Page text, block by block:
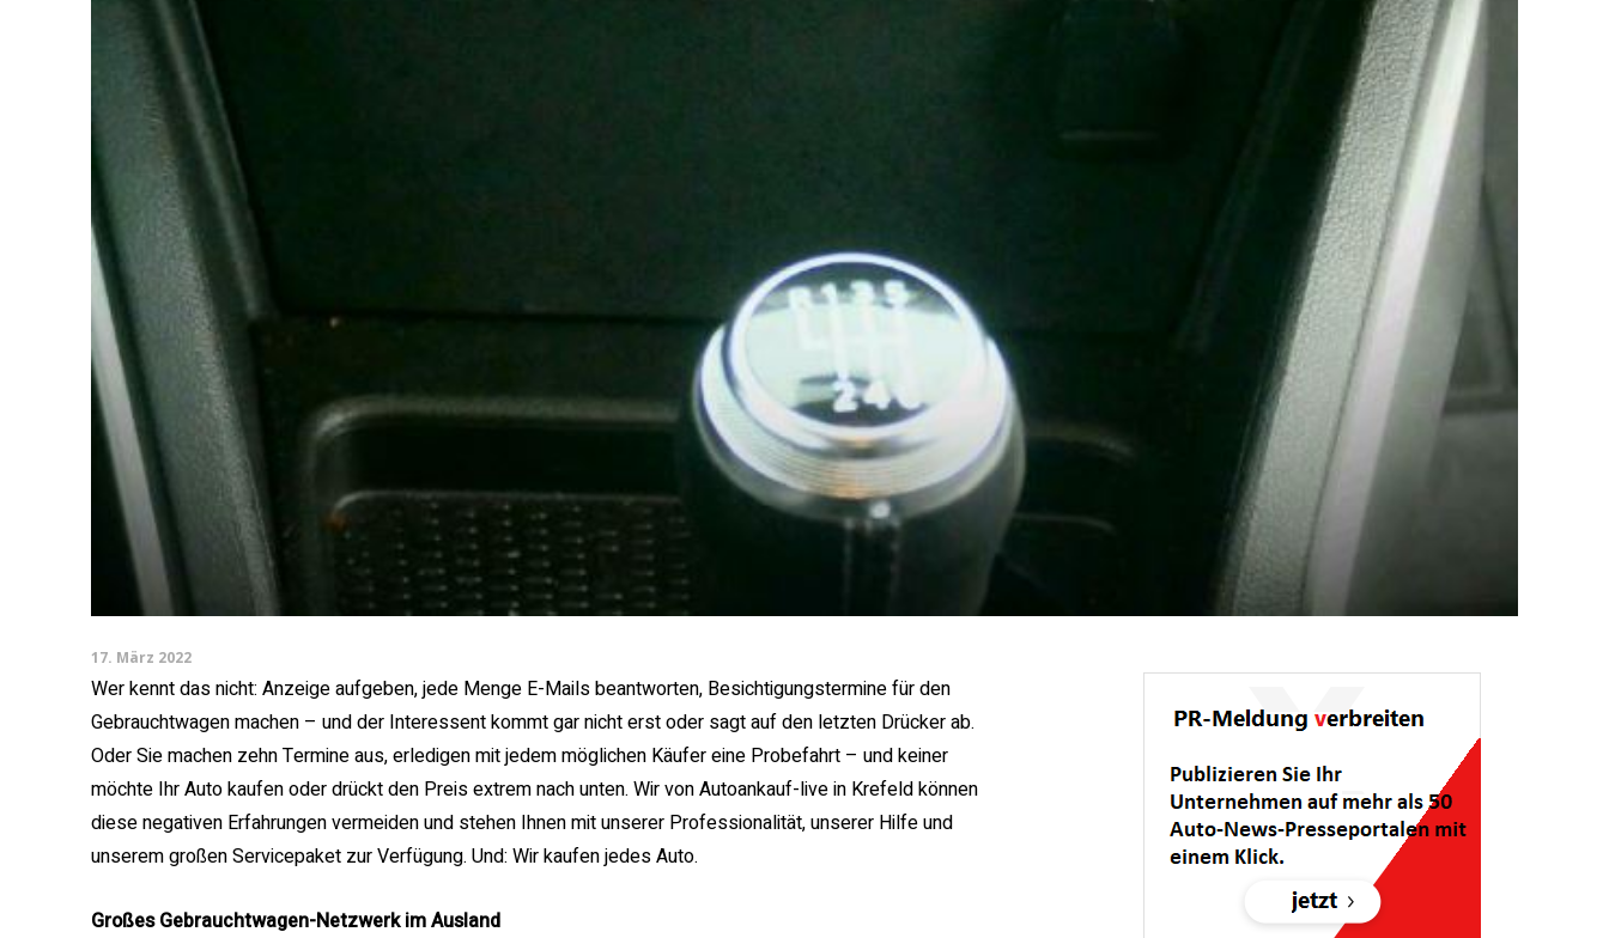
17. März 2022
Wer kennt das nicht: Anzeige aufgeben, jede Menge E-Mails beantworten, Besichtigungstermine für den
Gebrauchtwagen machen – und der Interessent kommt gar nicht erst oder sagt auf den letzten Drücker ab.
Oder Sie machen zehn Termine aus, erledigen mit jedem möglichen Käufer eine Probefahrt – und keiner
möchte Ihr Auto kaufen oder drückt den Preis extrem nach unten. Wir von Autoankauf-live in Krefeld können
diese negativen Erfahrungen vermeiden und stehen Ihnen mit unserer Professionalität, unserer Hilfe und
unserem großen Servicepaket zur Verfügung. Und: Wir kaufen jedes Auto.
Großes Gebrauchtwagen-Netzwerk im Ausland